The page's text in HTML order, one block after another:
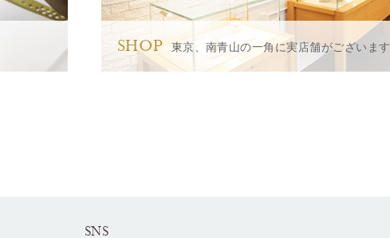
SHOP 東京、南青山の一角に実店舗がございます
SNS